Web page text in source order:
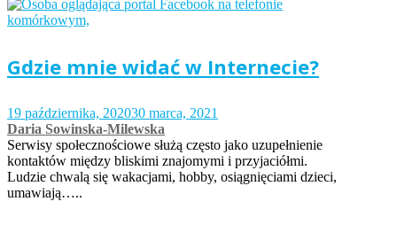
Gdzie mnie widać w Internecie?
19 października, 202030 marca, 2021
Daria Sowinska-Milewska
Serwisy społecznościowe służą często jako uzupełnienie
kontaktów między bliskimi znajomymi i przyjaciółmi.
Ludzie chwalą się wakacjami, hobby, osiągnięciami dzieci,
umawiają…..